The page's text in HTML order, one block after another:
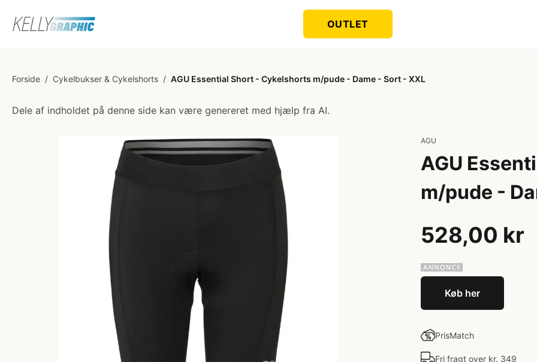
OUTLET
Forside / Cykelbukser & Cykelshorts / AGU Essential Short - Cykelshorts m/pude - Dame - Sort - XXL
Dele af indholdet på denne side kan være genereret med hjælp fra AI.
AGU
AGU
m/pude -
528,00 kr
Køb her
PrisMatch
Fri fragt over kr. 349